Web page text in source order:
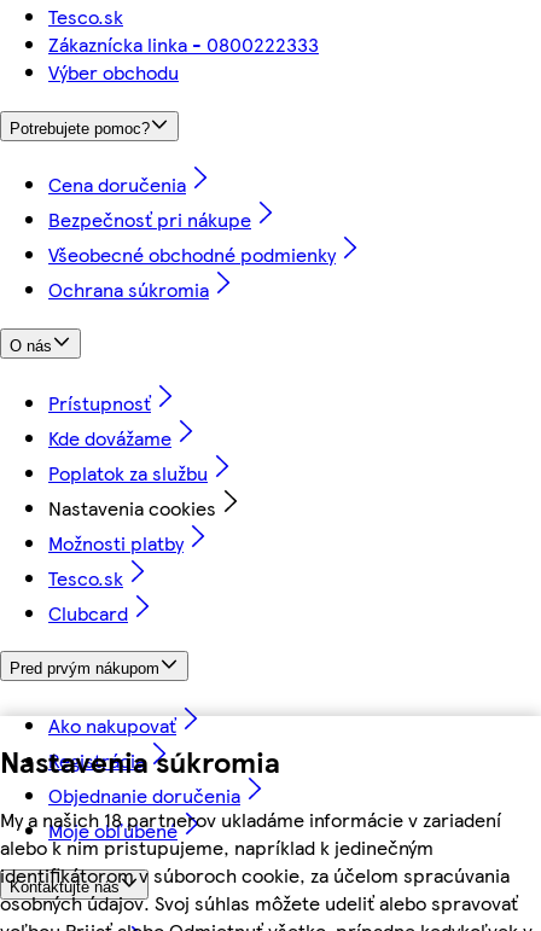
Nastavenia súkromia
My a našich 18 partnerov ukladáme informácie v zariadení
alebo k nim pristupujeme, napríklad k jedinečným
identifikátorom v súboroch cookie, za účelom spracúvania
osobných údajov. Svoj súhlas môžete udeliť alebo spravovať
Tesco.sk
Zákaznícka linka - 0800222333
Výber obchodu
Potrebujete pomoc?
Cena doručenia
Bezpečnosť pri nákupe
Všeobecné obchodné podmienky
Ochrana súkromia
O nás
Prístupnosť
Kde dovážame
Poplatok za službu
Nastavenia cookies
Možnosti platby
Tesco.sk
Clubcard
Pred prvým nákupom
Ako nakupovať
Registrácia
Objednanie doručenia
Moje obľúbené
Kontaktujte nás